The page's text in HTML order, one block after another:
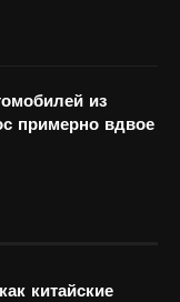
из
примерно вдвое
китайские